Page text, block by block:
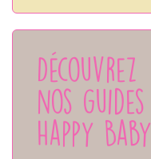
Découvrez
nos guides
Happy Baby